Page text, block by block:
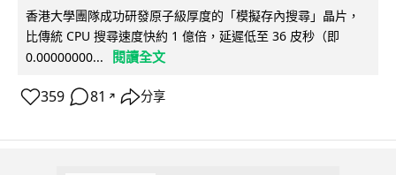
香港大學團隊成功研發原子級厚度的「模擬存內搜尋」晶片，
比傳統 CPU 搜尋速度快約 1 億倍，延遲低至 36 皮秒（即
0.00000000...
閱讀全文
359 81 ↗ 分享